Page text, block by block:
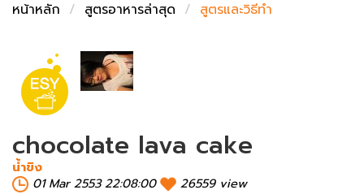
หน้าหลัก
สูตรอาหารล่าสุด สูตรและวิธีทำ
chocolate lava cake
น้ำขิง
01 Mar 2553 22:08:00
26559 view